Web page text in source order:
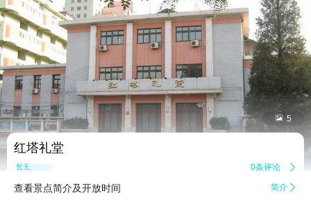
 5
红塔礼堂
暂无点评 0条评论 
查看景点简介及开放时间 简介 
